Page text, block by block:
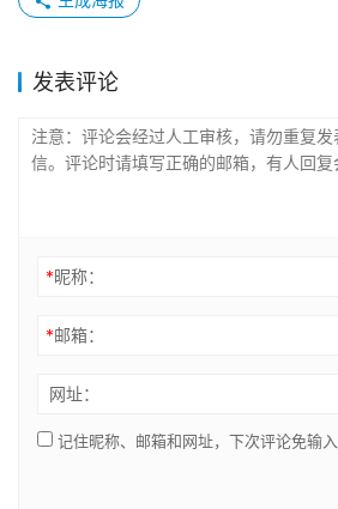
发表评论
*昵称：
*邮箱：
网址：
记住昵称、邮箱和网址，下次评论免输入